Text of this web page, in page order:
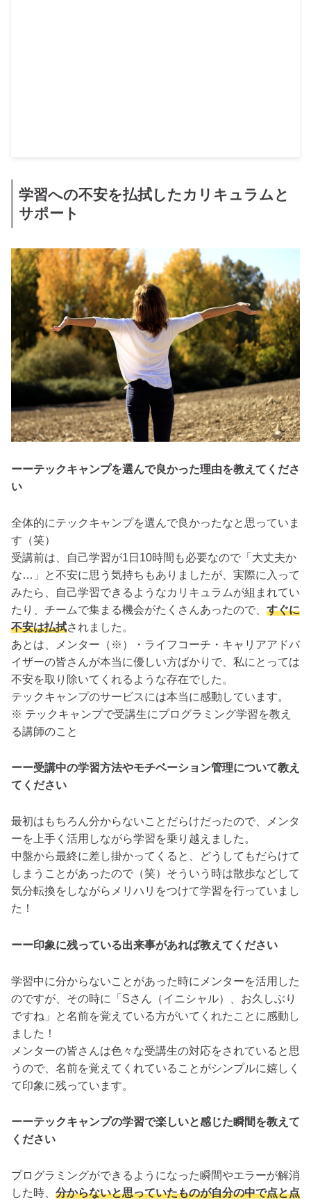
学習への不安を払拭したカリキュラムと
サポート
ーーテックキャンプを選んで良かった理由を教えてくださ
い
全体的にテックキャンプを選んで良かったなと思っていま
す（笑）
受講前は、自己学習が1日10時間も必要なので「大丈夫か
な…」と不安に思う気持ちもありましたが、実際に入って
みたら、自己学習できるようなカリキュラムが組まれてい
たり、チームで集まる機会がたくさんあったので、 すぐに
不安は払拭されました。
あとは、メンター（※）・ライフコーチ・キャリアアドバ
イザーの皆さんが本当に優しい方ばかりで、私にとっては
不安を取り除いてくれるような存在でした。
テックキャンプのサービスには本当に感動しています。
※ テックキャンプで受講生にプログラミング学習を教え
る講師のこと
ーー受講中の学習方法やモチベーション管理について教え
てください
最初はもちろん分からないことだらけだったので、メンタ
ーを上手く活用しながら学習を乗り越えました。
中盤から最終に差し掛かってくると、どうしてもだらけて
しまうことがあったので（笑）そういう時は散歩などして
気分転換をしながらメリハリをつけて学習を行っていまし
た！
ーー印象に残っている出来事があれば教えてください
学習中に分からないことがあった時にメンターを活用した
のですが、その時に「Sさん（イニシャル）、お久しぶり
ですね」と名前を覚えている方がいてくれたことに感動し
ました！
メンターの皆さんは色々な受講生の対応をされていると思
うので、名前を覚えてくれていることがシンプルに嬉しく
て印象に残っています。
ーーテックキャンプの学習で楽しいと感じた瞬間を教えて
ください
プログラミングができるようになった瞬間やエラーが解消
した時、 分からないと思っていたものが自分の中で点と点